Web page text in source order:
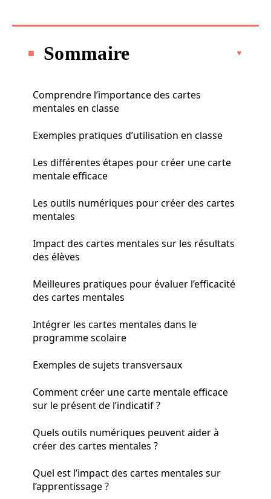
Sommaire
Comprendre l’importance des cartes
mentales en classe
Exemples pratiques d’utilisation en classe
Les différentes étapes pour créer une carte
mentale efficace
Les outils numériques pour créer des cartes
mentales
Impact des cartes mentales sur les résultats
des élèves
Meilleures pratiques pour évaluer l’efficacité
des cartes mentales
Intégrer les cartes mentales dans le
programme scolaire
Exemples de sujets transversaux
Comment créer une carte mentale efficace
sur le présent de l’indicatif ?
Quels outils numériques peuvent aider à
créer des cartes mentales ?
Quel est l’impact des cartes mentales sur
l’apprentissage ?